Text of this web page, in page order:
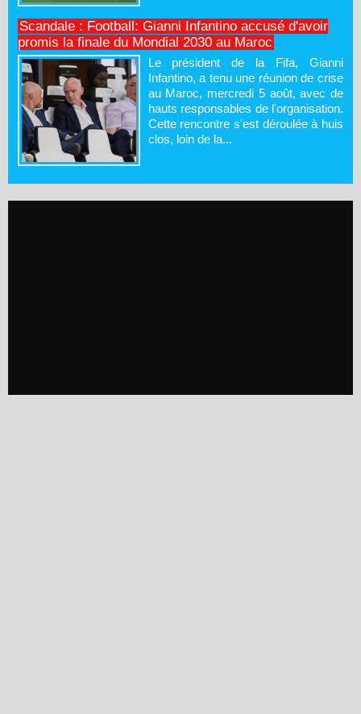
Scandale : Football: Gianni Infantino accusé d'avoir
promis la finale du Mondial 2030 au Maroc
Le président de la Fifa, Gianni
Infantino, a tenu une réunion de crise
au Maroc, mercredi 5 août, avec de
hauts responsables de l'organisation.
Cette rencontre s'est déroulée à huis
clos, loin de la...